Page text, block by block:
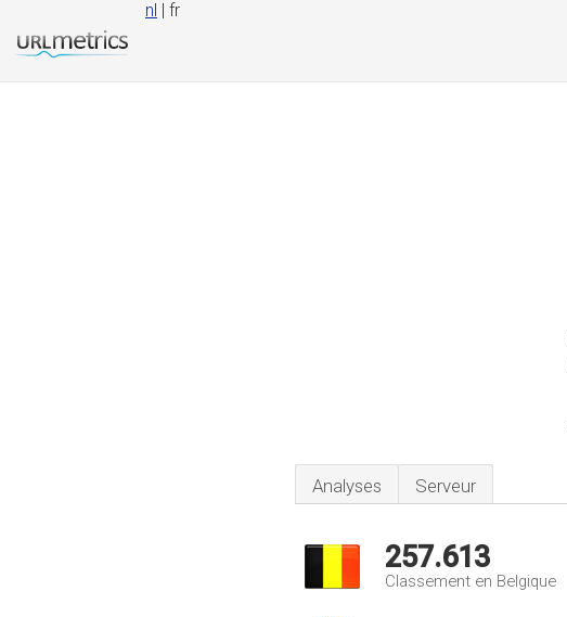
nl | fr
Analyses Serveur
257.613
Classement en Belgique